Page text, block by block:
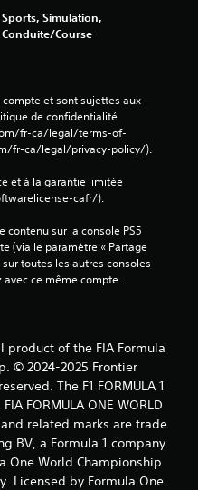
Sports, Simulation,
Conduite/course
et sont sujettes aux
de confidentialité
fr-ca/legal/terms-of-
fr-ca/legal/privacy-policy/).
et à la garantie limitée
cafr/).
contenu sur la console PS5
(via le paramètre « Partage
toutes les autres consoles
avec ce même compte.
product of the FIA Formula
© 2024-2025 Frontier
The F1 FORMULA 1
FORMULA ONE WORLD
and related marks are trade
BV, a Formula 1 company.
One World Championship
Licensed by Formula One